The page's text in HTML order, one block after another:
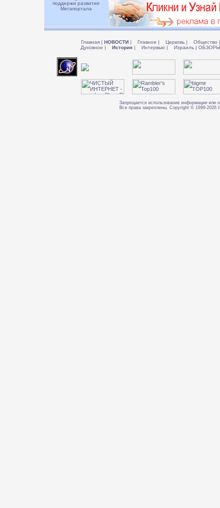
поддержи развитие
Мегапортала
Главная | НОВОСТИ | Главное | Церковь | Общество |
Духовное | История | Интервью | Израиль |
Запрещается использование информации или
Все права закреплены. Copyright © 1999-